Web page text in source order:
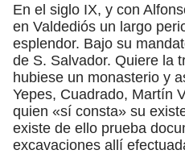
En el siglo IX, y con
en Valdediós un largo
esplendor. Bajo su
de S. Salvador. Quiere la
hubiese un monasterio y
Yepes, Cuadrado, Martín
quien «sí consta» su
existe de ello prueba
excavaciones allí